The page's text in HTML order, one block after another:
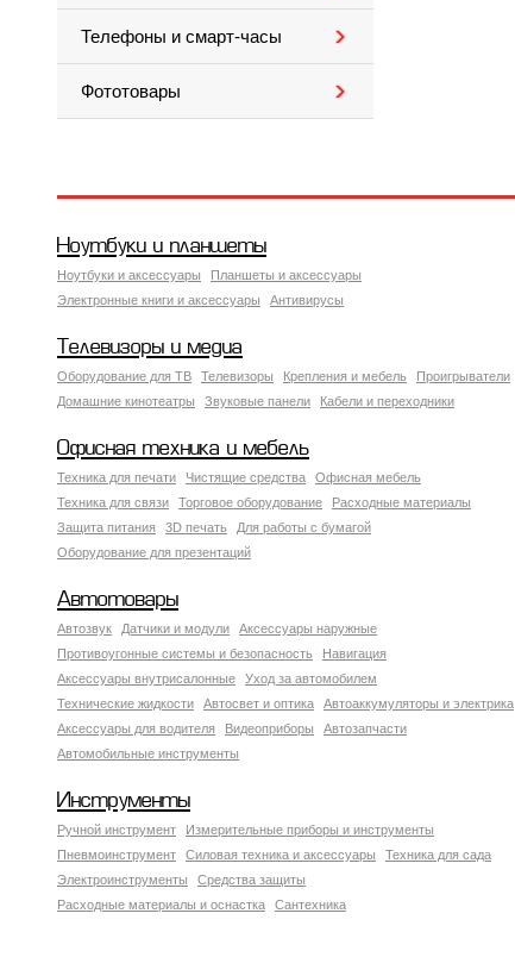
Телефоны и смарт-часы
Фототовары
Ноутбуки и планшеты
Ноутбуки и аксессуары
Планшеты и аксессуары
Электронные книги и аксессуары
Антивирусы
Телевизоры и медиа
Оборудование для ТВ Телевизоры Крепления и мебель
Проигрыватели
Домашние кинотеатры
Звуковые панели Кабели и переходники
Офисная техника и мебель
Техника для печати Чистящие средства
Офисная мебель
Техника для связи
Торговое оборудование
Расходные материалы
Защита питания
3D печать
Для работы с бумагой
Оборудование для презентаций
Автотовары
Автозвук Датчики и модули
Аксессуары наружные
Противоугонные системы и безопасность
Навигация
Аксесcуары внутрисалонные
Уход за автомобилем
Технические жидкости
Автосвет и оптика
Автоаккумуляторы и электрика
Аксессуары для водителя
Видеоприборы
Автозапчасти
Автомобильные инструменты
Инструменты
Ручной инструмент
Измерительные приборы и инструменты
Пневмоинструмент
Силовая техника и аксессуары
Техника для сада
Электроинструменты
Средства защиты
Расходные материалы и оснастка
Сантехника